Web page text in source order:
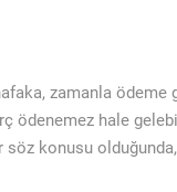
zamanla
ödenemez hale
söz konusu olduğunda